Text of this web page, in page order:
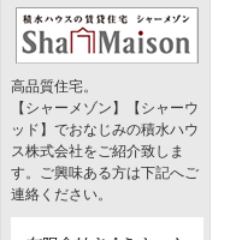
高品質住宅。
【シャーメゾン】【シャーウ
ッド】でおなじみの積水ハウ
ス株式会社をご紹介致しま
す。ご興味ある方は下記へご
連絡ください。